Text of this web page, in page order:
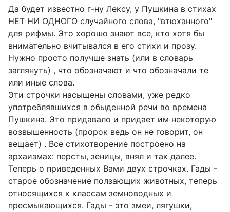
Да будет известно г-ну Лексу, у Пушкина в стихах
НЕТ НИ ОДНОГО случайного слова, "втюханного"
для рифмы. Это хорошо знают все, кто хотя бы
внимательно вчитывался в его стихи и прозу.
Нужно просто получше знать (или в словарь
заглянуть) , что обозначают и что обозначали те
или иные слова.
Эти строчки насыщены словами, уже редко
употреблявшихся в обыденной речи во времена
Пушкина. Это придавало и придает им некоторую
возвышенность (пророк ведь он не говорит, он
вещает) . Все стихотворение построено на
архаизмах: персты, зеницы, внял и так далее.
Теперь о приведенных Вами двух строчках. Гады -
старое обозначение ползающих животных, теперь
относящихся к классам земноводных и
пресмыкающихся. Гады - это змеи, лягушки,